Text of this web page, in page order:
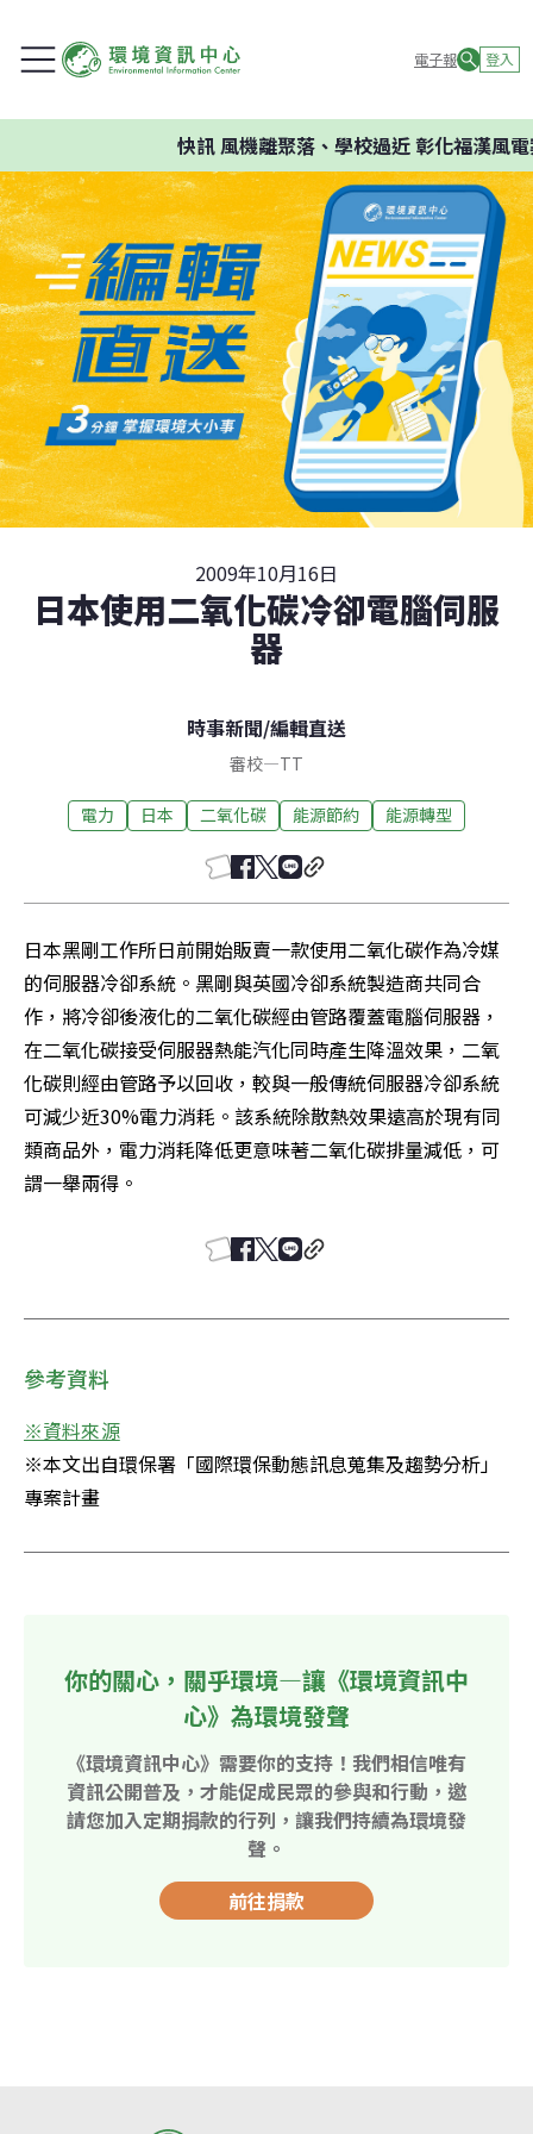
電子報 登入
快訊風機離聚落、學校過近 彰化福漢風電
2009年10月16日
日本使用二氧化碳冷卻電腦伺服
器
時事新聞/編輯直送
審校—TT
電力 日本 二氧化碳 能源節約 能源轉型
日本黑剛工作所日前開始販賣一款使用二氧化碳作為冷媒
的伺服器冷卻系統。黑剛與英國冷卻系統製造商共同合
作，將冷卻後液化的二氧化碳經由管路覆蓋電腦伺服器，
在二氧化碳接受伺服器熱能汽化同時產生降溫效果，二氧
化碳則經由管路予以回收，較與一般傳統伺服器冷卻系統
可減少近30%電力消耗。該系統除散熱效果遠高於現有同
類商品外，電力消耗降低更意味著二氧化碳排量減低，可
謂一舉兩得。
參考資料
※資料來源
※本文出自環保署「國際環保動態訊息蒐集及趨勢分析」
專案計畫
你的關心，關乎環境—讓《環境資訊中
心》為環境發聲
《環境資訊中心》需要你的支持！我們相信唯有
資訊公開普及，才能促成民眾的參與和行動，邀
請您加入定期捐款的行列，讓我們持續為環境發
聲。
前往捐款